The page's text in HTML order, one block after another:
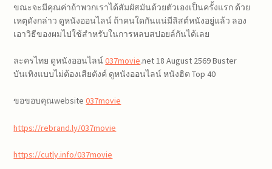
ขณะจะมีคุณค่าถ้าพวกเราได้สัมผัสมันด้วยตัวเองเป็นครั้งแรก ด้วย
เหตุดังกล่าว ดูหนังออนไลน์ ถ้าคนใดกันแน่มีลิสต์หนังอยู่แล้ว ลอง
เอาวิธีของผมไปใช้สำหรับในการหลบสปอยล์กันได้เลย
ละครไทย ดูหนังออนไลน์037movie.net 18 August 2569 Buster
บันเทิงแบบไม่ต้องเสียตังค์ ดูหนังออนไลน์ หนังฮิต Top 40
ขอขอบคุณwebsite037movie
https://rebrand.ly/037movie
https://cutly.info/037movie